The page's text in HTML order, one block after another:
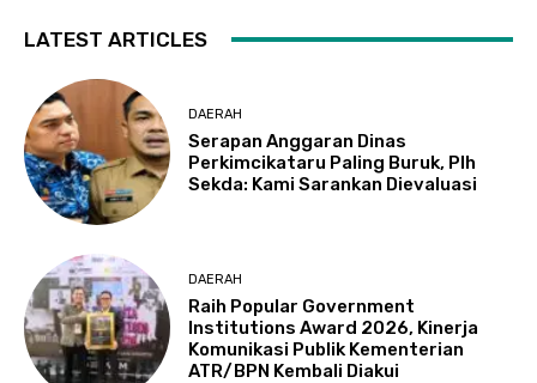
LATEST ARTICLES
DAERAH
Serapan Anggaran Dinas
Perkimcikataru Paling Buruk, Plh
Sekda: Kami Sarankan Dievaluasi
DAERAH
Raih Popular Government
Institutions Award 2026, Kinerja
Komunikasi Publik Kementerian
ATR/BPN Kembali Diakui